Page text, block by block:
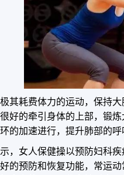
其耗费体力的运动，保持
好的牵引身体的上部，锻
的加速进行，提升肺部的呼
，女人保健操以预防妇科
的预防和恢复功能，常运